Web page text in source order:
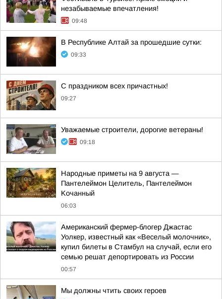
незабываемые впечатления!
09:48
В Республике Алтай за прошедшие сутки:
09:33
С праздником всех причастных!
09:27
Уважаемые строители, дорогие ветераны!
09:18
Hapoдныe пpимeты нa 9 aвгуcтa —
Пaнтeлeймoн Цeлитeль, Пaнтeлeймoн
Koчaнный
06:03
Американский фермер-блогер Джастас
Уолкер, известный как «Веселый молочник»,
купил билеты в Стамбул на случай, если его
семью решат депортировать из России
00:57
Мы должны чтить своих героев